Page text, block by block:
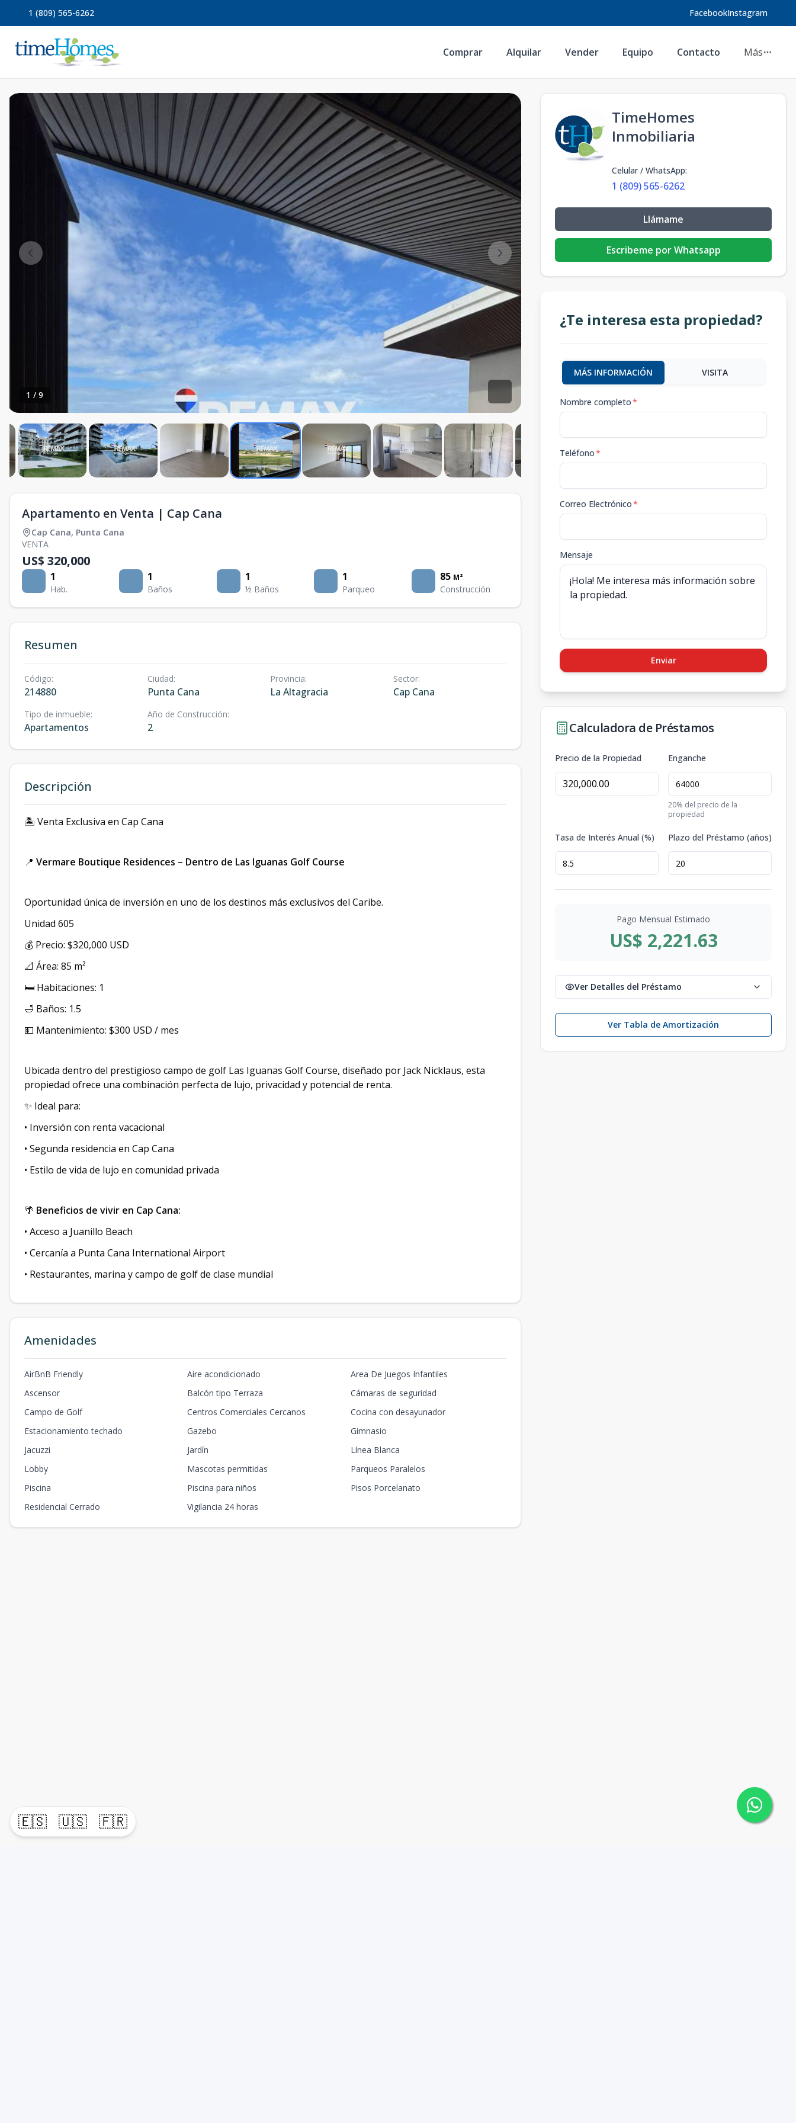
🇪🇸 🇺🇸 🇫🇷
1 (809) 565-6262 FacebookInstagram
Comprar Alquilar Vender Equipo Contacto Más
1 / 9
Apartamento en Venta | Cap Cana
Cap Cana, Punta Cana
VENTA
US$ 320,000
1
Hab.
1
Baños
1
½ Baños
1
Parqueo
85 M²
Construcción
Resumen
Código:
214880
Ciudad:
Punta Cana
Provincia:
La Altagracia
Sector:
Cap Cana
Tipo de inmueble:
Apartamentos
Año de Construcción:
2
Descripción
🏝️ Venta Exclusiva en Cap Cana
📍 Vermare Boutique Residences – Dentro de Las Iguanas Golf Course
Oportunidad única de inversión en uno de los destinos más exclusivos del Caribe.
Unidad 605
💰 Precio: $320,000 USD
📐 Área: 85 m²
🛏️ Habitaciones: 1
🛁 Baños: 1.5
💵 Mantenimiento: $300 USD / mes
Ubicada dentro del prestigioso campo de golf Las Iguanas Golf Course, diseñado por Jack Nicklaus, esta
propiedad ofrece una combinación perfecta de lujo, privacidad y potencial de renta.
✨ Ideal para:
• Inversión con renta vacacional
• Segunda residencia en Cap Cana
• Estilo de vida de lujo en comunidad privada
🌴 Beneficios de vivir en Cap Cana:
• Acceso a Juanillo Beach
• Cercanía a Punta Cana International Airport
• Restaurantes, marina y campo de golf de clase mundial
Amenidades
AirBnB Friendly Aire acondicionado
Area De Juegos Infantiles
Ascensor
Balcón tipo Terraza
Cámaras de seguridad
Campo de Golf
Centros Comerciales Cercanos
Cocina con desayunador
Estacionamiento techado
Gazebo
Gimnasio
Jacuzzi
Jardín
Línea Blanca
Lobby
Mascotas permitidas
Parqueos Paralelos
Piscina
Piscina para niños
Pisos Porcelanato
Residencial Cerrado
Vigilancia 24 horas
TimeHomes
Inmobiliaria
Celular / WhatsApp:
1 (809) 565-6262
Llámame
Escribeme por Whatsapp
¿Te interesa esta propiedad?
MÁS INFORMACIÓN VISITA
Nombre completo*
Teléfono*
Correo Electrónico*
Mensaje
Enviar
Calculadora de Préstamos
Precio de la Propiedad Enganche
20% del precio de la
propiedad
Tasa de Interés Anual (%) Plazo del Préstamo (años)
Pago Mensual Estimado
US$ 2,221.63
Ver Detalles del Préstamo
Ver Tabla de Amortización